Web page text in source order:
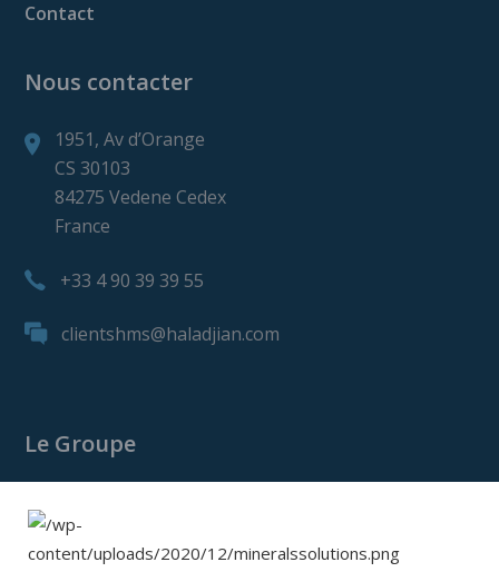
Contact
Nous contacter
1951, Av d’Orange
CS 30103
84275 Vedene Cedex
France
+33 4 90 39 39 55
clientshms@haladjian.com
Le Groupe
Haladjian Mining